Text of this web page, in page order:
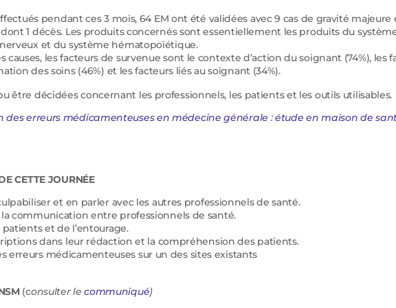
pendant ces 3 mois, 64 EM ont été validées avec 9 cas de gravité majeure
1 décès. Les produits concernés sont essentiellement les produits du
et du système hématopoïétique.
causes, les facteurs de survenue sont le contexte d’action du soignant (74%), les
des soins (46%) et les facteurs liés au soignant (34%).
être décidées concernant les professionnels, les patients et les outils utilisables.
des erreurs médicamenteuses en médecine générale : étude en maison de
CETTE JOURNÉE
et en parler avec les autres professionnels de santé.
communication entre professionnels de santé.
et de l’entourage.
dans leur rédaction et la compréhension des patients.
erreurs médicamenteuses sur un des sites existants
(consulter lecommuniqué)